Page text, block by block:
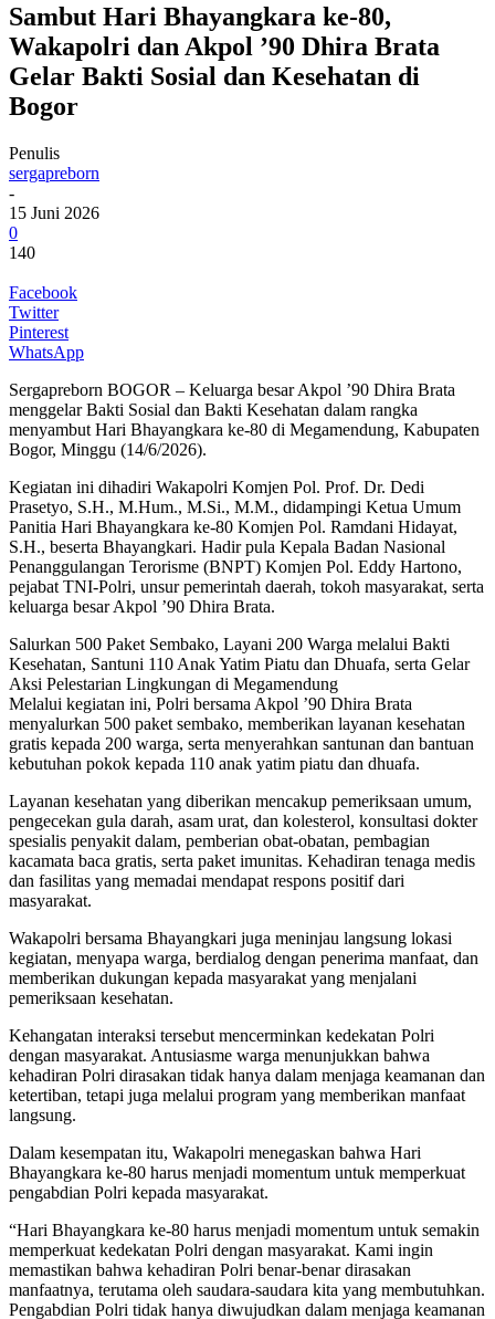
Sambut Hari Bhayangkara ke-80,
Wakapolri dan Akpol ’90 Dhira Brata
Gelar Bakti Sosial dan Kesehatan di
Bogor
Penulis
sergapreborn
-
15 Juni 2026
0
140
Facebook
Twitter
Pinterest
WhatsApp
Sergapreborn BOGOR – Keluarga besar Akpol ’90 Dhira Brata
menggelar Bakti Sosial dan Bakti Kesehatan dalam rangka
menyambut Hari Bhayangkara ke-80 di Megamendung, Kabupaten
Bogor, Minggu (14/6/2026).
Kegiatan ini dihadiri Wakapolri Komjen Pol. Prof. Dr. Dedi
Prasetyo, S.H., M.Hum., M.Si., M.M., didampingi Ketua Umum
Panitia Hari Bhayangkara ke-80 Komjen Pol. Ramdani Hidayat,
S.H., beserta Bhayangkari. Hadir pula Kepala Badan Nasional
Penanggulangan Terorisme (BNPT) Komjen Pol. Eddy Hartono,
pejabat TNI-Polri, unsur pemerintah daerah, tokoh masyarakat, serta
keluarga besar Akpol ’90 Dhira Brata.
Salurkan 500 Paket Sembako, Layani 200 Warga melalui Bakti
Kesehatan, Santuni 110 Anak Yatim Piatu dan Dhuafa, serta Gelar
Aksi Pelestarian Lingkungan di Megamendung
Melalui kegiatan ini, Polri bersama Akpol ’90 Dhira Brata
menyalurkan 500 paket sembako, memberikan layanan kesehatan
gratis kepada 200 warga, serta menyerahkan santunan dan bantuan
kebutuhan pokok kepada 110 anak yatim piatu dan dhuafa.
Layanan kesehatan yang diberikan mencakup pemeriksaan umum,
pengecekan gula darah, asam urat, dan kolesterol, konsultasi dokter
spesialis penyakit dalam, pemberian obat-obatan, pembagian
kacamata baca gratis, serta paket imunitas. Kehadiran tenaga medis
dan fasilitas yang memadai mendapat respons positif dari
masyarakat.
Wakapolri bersama Bhayangkari juga meninjau langsung lokasi
kegiatan, menyapa warga, berdialog dengan penerima manfaat, dan
memberikan dukungan kepada masyarakat yang menjalani
pemeriksaan kesehatan.
Kehangatan interaksi tersebut mencerminkan kedekatan Polri
dengan masyarakat. Antusiasme warga menunjukkan bahwa
kehadiran Polri dirasakan tidak hanya dalam menjaga keamanan dan
ketertiban, tetapi juga melalui program yang memberikan manfaat
langsung.
Dalam kesempatan itu, Wakapolri menegaskan bahwa Hari
Bhayangkara ke-80 harus menjadi momentum untuk memperkuat
pengabdian Polri kepada masyarakat.
“Hari Bhayangkara ke-80 harus menjadi momentum untuk semakin
memperkuat kedekatan Polri dengan masyarakat. Kami ingin
memastikan bahwa kehadiran Polri benar-benar dirasakan
manfaatnya, terutama oleh saudara-saudara kita yang membutuhkan.
Pengabdian Polri tidak hanya diwujudkan dalam menjaga keamanan